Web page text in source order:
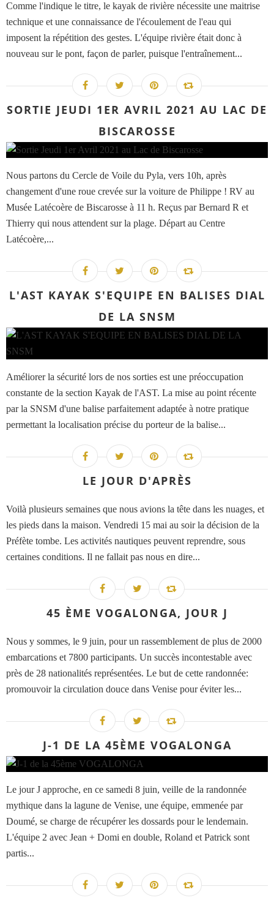
Comme l'indique le titre, le kayak de rivière nécessite une maitrise
technique et une connaissance de l'écoulement de l'eau qui
imposent la répétition des gestes. L'équipe rivière était donc à
nouveau sur le pont, façon de parler, puisque l'entraînement...
SORTIE JEUDI 1ER AVRIL 2021 AU LAC DE
BISCAROSSE
Nous partons du Cercle de Voile du Pyla, vers 10h, après
changement d'une roue crevée sur la voiture de Philippe ! RV au
Musée Latécoère de Biscarosse à 11 h. Reçus par Bernard R et
Thierry qui nous attendent sur la plage. Départ au Centre
Latécoère,...
L'AST KAYAK S'EQUIPE EN BALISES DIAL
DE LA SNSM
Améliorer la sécurité lors de nos sorties est une préoccupation
constante de la section Kayak de l'AST. La mise au point récente
par la SNSM d'une balise parfaitement adaptée à notre pratique
permettant la localisation précise du porteur de la balise...
LE JOUR D'APRÈS
Voilà plusieurs semaines que nous avions la tête dans les nuages, et
les pieds dans la maison. Vendredi 15 mai au soir la décision de la
Préfète tombe. Les activités nautiques peuvent reprendre, sous
certaines conditions. Il ne fallait pas nous en dire...
45 ÈME VOGALONGA, JOUR J
Nous y sommes, le 9 juin, pour un rassemblement de plus de 2000
embarcations et 7800 participants. Un succès incontestable avec
près de 28 nationalités représentées. Le but de cette randonnée:
promouvoir la circulation douce dans Venise pour éviter les...
J-1 DE LA 45ÈME VOGALONGA
Le jour J approche, en ce samedi 8 juin, veille de la randonnée
mythique dans la lagune de Venise, une équipe, emmenée par
Doumé, se charge de récupérer les dossards pour le lendemain.
L'équipe 2 avec Jean + Domi en double, Roland et Patrick sont
partis...